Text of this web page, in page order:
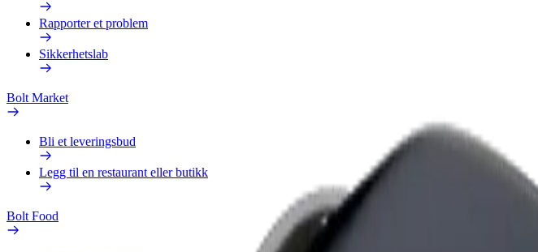
Rapporter et problem
Sikkerhetslab
Bolt Market
Bli et leveringsbud
Legg til en restaurant eller butikk
Bolt Food